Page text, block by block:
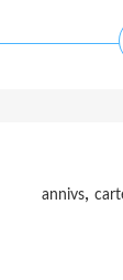
annivs,